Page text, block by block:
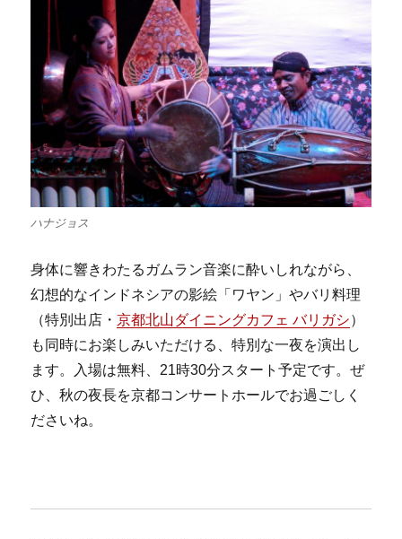
ハナジョス
身体に響きわたるガムラン音楽に酔いしれながら、
幻想的なインドネシアの影絵「ワヤン」やバリ料理
（特別出店・京都北山ダイニングカフェ バリガシ）
も同時にお楽しみいただける、特別な一夜を演出し
ます。入場は無料、21時30分スタート予定です。ぜ
ひ、秋の夜長を京都コンサートホールでお過ごしく
ださいね。